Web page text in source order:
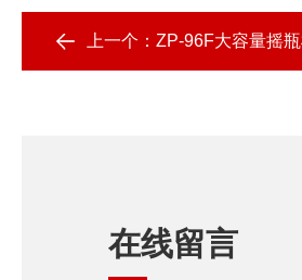
上一个： ZP-96F大容量摇
在线留言